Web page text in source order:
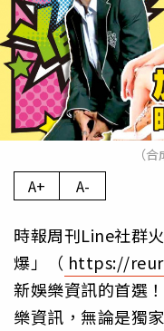
（
A+ A-
時報周刊Line社群
爆」（ https://
新娛樂資訊的首選
樂資訊，無論是獨